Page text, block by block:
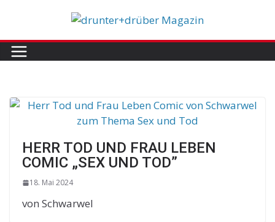
content
HERR TOD UND FRAU LEBEN
COMIC „SEX UND TOD”
18. Mai 2024
von Schwarwel